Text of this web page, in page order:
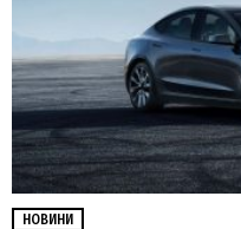
НОВИНИ